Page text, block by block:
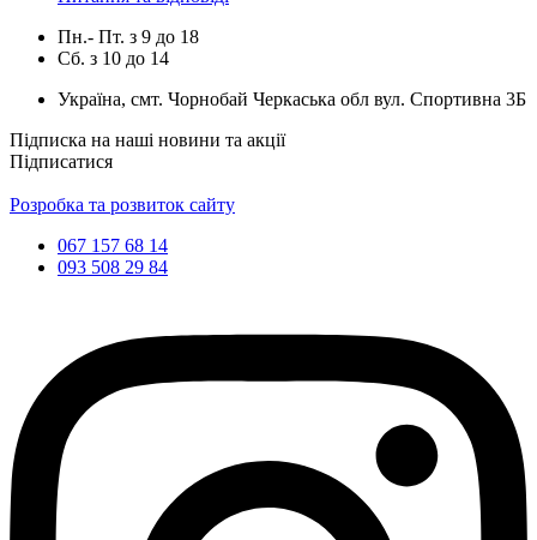
Пн.- Пт. з 9 до 18
Сб. з 10 до 14
Україна, смт. Чорнобай Черкаська обл вул. Спортивна 3Б
Підписка на наші новини та акції
Підписатися
Розробка та розвиток сайту
067 157 68 14
093 508 29 84